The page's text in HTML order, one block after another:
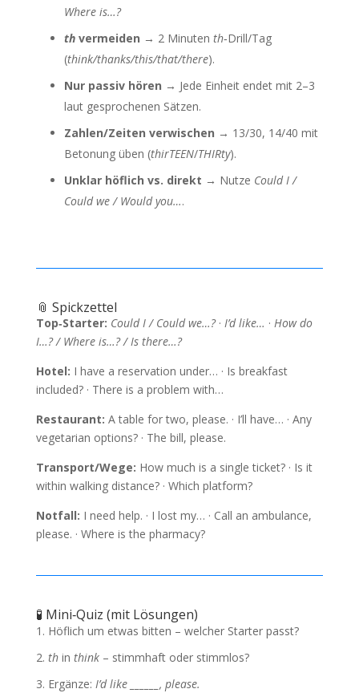
Where is…?
thvermeiden → 2 Minuten th‑Drill/Tag
(think/thanks/this/that/there).
Nur passiv hören → Jede Einheit endet mit 2–3
laut gesprochenen Sätzen.
Zahlen/Zeiten verwischen → 13/30, 14/40 mit
Betonung üben (thirTEEN/THIRty).
Unklar höflich vs. direkt → Nutze Could I /
Could we / Would you….
📎 Spickzettel
Top‑Starter: Could I / Could we…?· I’d like… · How do
I…? / Where is…? / Is there…?
Hotel: I have a reservation under… · Is breakfast
included? · There is a problem with…
Restaurant: A table for two, please. · I’ll have… · Any
vegetarian options? · The bill, please.
Transport/Wege: How much is a single ticket? · Is it
within walking distance? · Which platform?
Notfall: I need help. · I lost my… · Call an ambulance,
please. · Where is the pharmacy?
🧪 Mini‑Quiz (mit Lösungen)
Höflich um etwas bitten – welcher Starter passt?
thin think– stimmhaft oder stimmlos?
Ergänze: I’d like ______, please.